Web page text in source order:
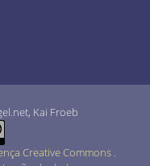
Kai Froeb
Creative Commons .